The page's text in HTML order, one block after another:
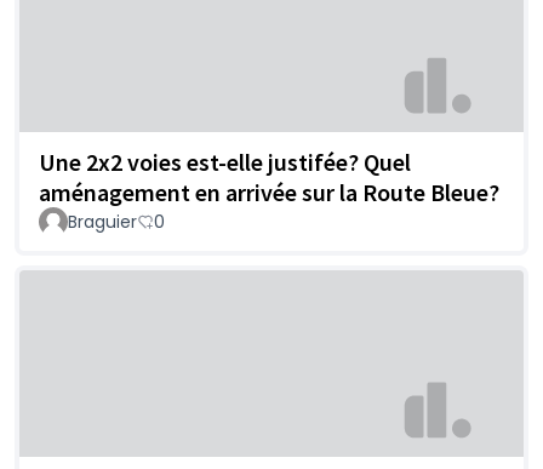
Une 2x2 voies est-elle justifée? Quel
aménagement en arrivée sur la Route Bleue?
Braguier 0